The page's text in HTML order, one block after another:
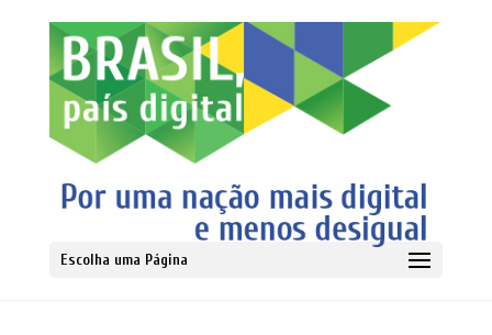
Escolha uma Página